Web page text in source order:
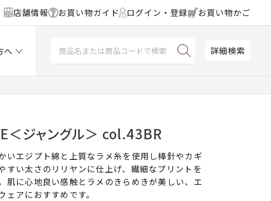
店舗情報 お買い物ガイド ログイン・登録 お買い物かご
へ 詳細検索
＜ジャングル＞ col.43BR
いエジプト綿と上質なラメ糸を使用し棒針やカギ
すい太さのリリヤンに仕上げ、繊細なプリントを
肌に心地良い感触とラメのきらめきが美しい、エ
ェアにおすすめです。